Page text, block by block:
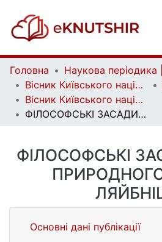
Головна
Вісник Київського національного університету імені Тараса Шевченка. Філософія | Bulletin of Taras Shevchenko Kyiv National University. Philosophy
Вісник Київського національного університету імені Тараса Шевченка. Філософія. Вип. 1(12)
ФІЛОСОФСЬКІ ЗАСАДИ ТЕОРІЇ ПРИРОДНОГО ПРАВА ЛЯЙБНІЦА
ФІЛОСОФСЬКІ
Основні дані публікації